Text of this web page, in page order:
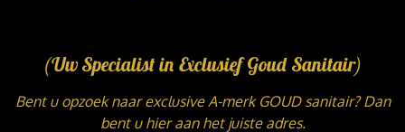
(Uw Specialist in Exclusief Goud Sanitair)
Bent u opzoek naar exclusive A-merk GOUD sanitair? Dan
bent u hier aan het juiste adres.